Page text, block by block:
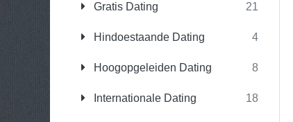
Gratis Dating 21
Hindoestaande Dating 4
Hoogopgeleiden Dating 8
Internationale Dating 18